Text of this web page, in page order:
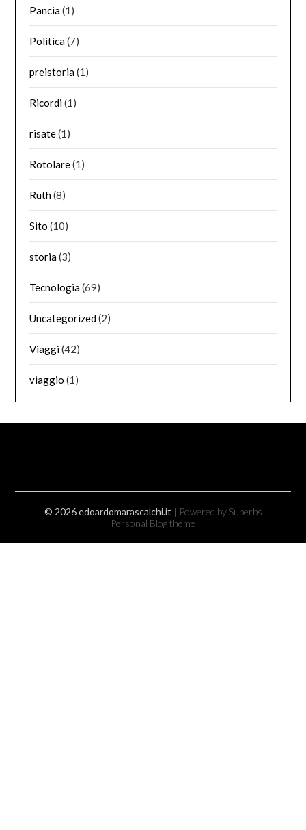
Pancia(1)
Politica(7)
preistoria(1)
Ricordi(1)
risate(1)
Rotolare(1)
Ruth(8)
Sito (10)
storia(3)
Tecnologia(69)
Uncategorized(2)
Viaggi(42)
viaggio (1)
© 2026 edoardomarascalchi.it | Powered by Superbs
Personal Blog theme